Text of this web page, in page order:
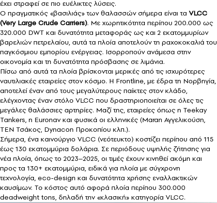
έχει στραφεί σε πιο ευέλικτες λύσεις.
Ο πραγματικός «βασιλιάς» των θαλασσών σήμερα είναι τα VLCC
(Very Large Crude Carriers). Με χωρητικότητα περίπου 200.000 ως
320.000 DWT και δυνατότητα μεταφοράς ως και 2 εκατομμυρίων
βαρελιών πετρελαίου, αυτά τα πλοία αποτελούν τη ραχοκοκαλιά του
παγκόσμιου εμπορίου ενέργειας. Ισορροπούν ανάμεσα στην
οικονομία και τη δυνατότητα πρόσβασης σε λιμάνια.
Πίσω από αυτά τα πλοία βρίσκονται μερικές από τις ισχυρότερες
ναυτιλιακές εταιρείες στον κόσμο. Η Frontline, με έδρα τη Νορβηγία,
αποτελεί έναν από τους μεγαλύτερους παίκτες στον κλάδο,
ελέγχοντας έναν στόλο VLCC που δραστηριοποιείται σε όλες τις
μεγάλες θαλάσσιες αρτηρίες. Μαζί της, εταιρείες όπως η Teekay
Tankers, η Euronav και φυσικά οι ελληνικές (Maran Αγγελικούση,
TEN Τσάκος, Dynacon Προκοπίου κλπ.).
Σήμερα, ένα καινούργιο VLCC (νεότευκτο) κοστίζει περίπου από 115
έως 130 εκατομμύρια δολάρια. Σε περιόδους υψηλής ζήτησης για
νέα πλοία, όπως το 2023–2025, οι τιμές έχουν κινηθεί ακόμη και
προς τα 130+ εκατομμύρια, ειδικά για πλοία με σύγχρονη
τεχνολογία, eco-design και δυνατότητα χρήσης εναλλακτικών
καυσίμων. Το κόστος αυτό αφορά πλοία περίπου 300.000
deadweight tons, δηλαδή την «κλασική» κατηγορία VLCC.